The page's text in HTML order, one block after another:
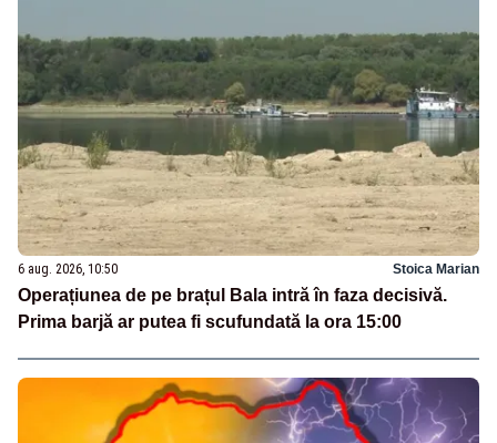
6 aug. 2026, 10:50 Stoica Marian
Operațiunea de pe brațul Bala intră în faza decisivă.
Prima barjă ar putea fi scufundată la ora 15:00